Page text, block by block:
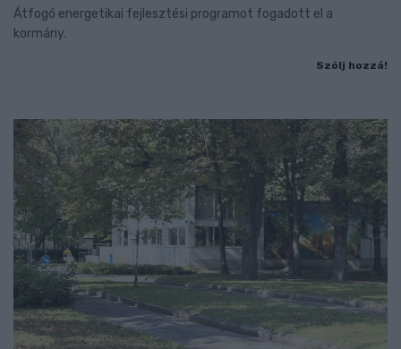
Átfogó energetikai fejlesztési programot fogadott el a
kormány.
Szólj hozzá!